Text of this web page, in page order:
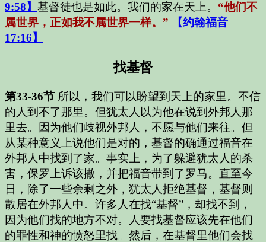
9:58】 基督徒也是如此。我们的家在天上。 “他们不
属世界，正如我不属世界一样。”
【约翰福音
17:16】
找基督
第33-36节 所以，我们可以盼望到天上的家里。不信
的人到不了那里。但犹太人以为他在说到外邦人那
里去。因为他们歧视外邦人，不愿与他们来往。但
从某种意义上说他们是对的，基督的确通过福音在
外邦人中找到了家。事实上，为了躲避犹太人的杀
害，保罗上诉该撒，并把福音带到了罗马。直至今
日，除了一些余剩之外，犹太人拒绝基督，基督则
散居在外邦人中。许多人在找“基督”，却找不到，
因为他们找的地方不对。人要找基督应该先在他们
的罪性和神的愤怒里找。然后，在基督里他们会找